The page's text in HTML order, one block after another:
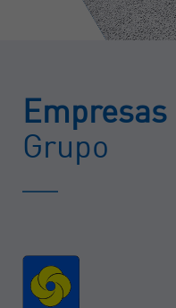
Empresas
Grupo